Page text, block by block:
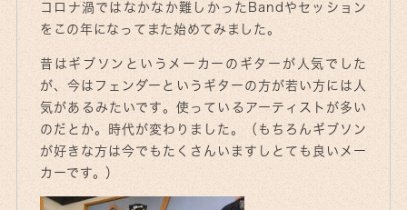
コロナ渦ではなかなか難しかったBandやセッション
をこの年になってまた始めてみました。
昔はギブソンというメーカーのギターが人気でした
が、今はフェンダーというギターの方が若い方には人
気があるみたいです。使っているアーティストが多い
のだとか。時代が変わりました。（もちろんギブソン
が好きな方は今でもたくさんいますしとても良いメー
カーです。）